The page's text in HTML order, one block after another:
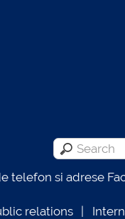
telefon si adrese
relations